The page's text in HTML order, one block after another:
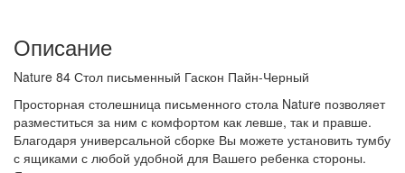
Описание
Nature 84 Стол письменный Гаскон Пайн-Черный
Просторная столешница письменного стола Nature позволяет
разместиться за ним с комфортом как левше, так и правше.
Благодаря универсальной сборке Вы можете установить тумбу
с ящиками с любой удобной для Вашего ребенка стороны.